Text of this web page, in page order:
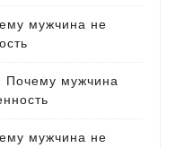
мужчина не
Почему мужчина
мужчина не